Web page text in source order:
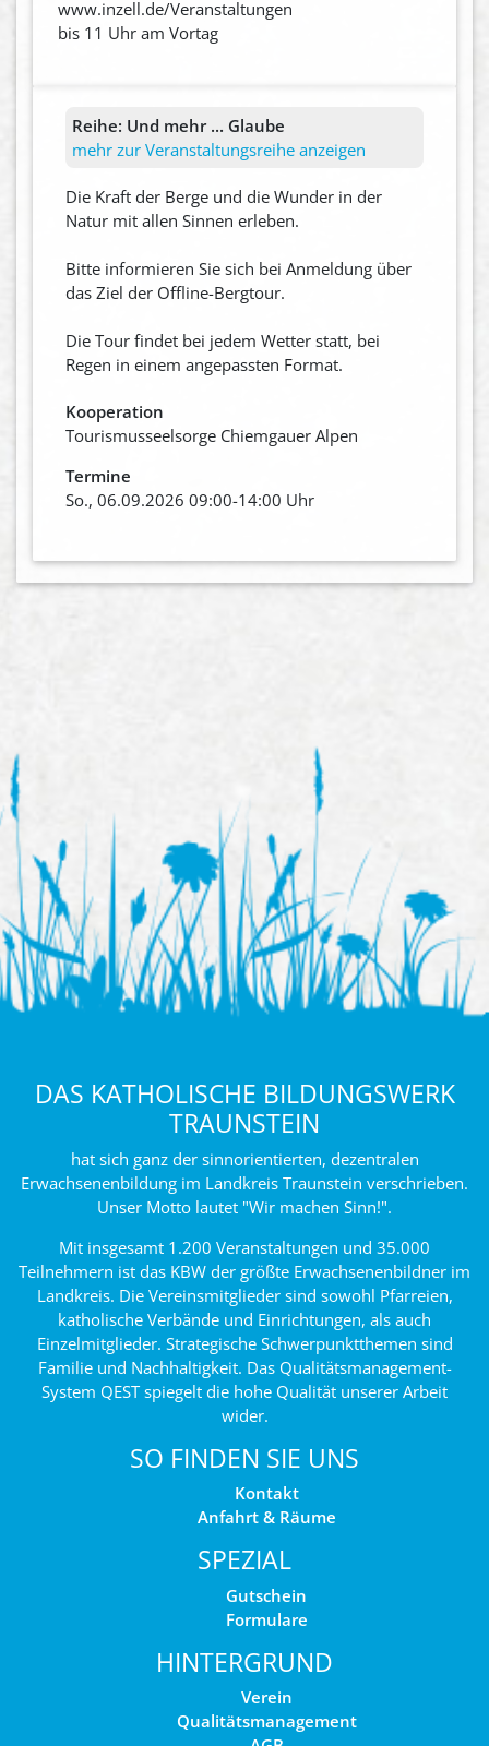
www.inzell.de/Veranstaltungen
bis 11 Uhr am Vortag
Reihe: Und mehr ... Glaube
mehr zur Veranstaltungsreihe anzeigen
Die Kraft der Berge und die Wunder in der
Natur mit allen Sinnen erleben.
Bitte informieren Sie sich bei Anmeldung über
das Ziel der Offline-Bergtour.
Die Tour findet bei jedem Wetter statt, bei
Regen in einem angepassten Format.
Kooperation
Tourismusseelsorge Chiemgauer Alpen
Termine
So., 06.09.2026 09:00-14:00 Uhr
DAS KATHOLISCHE BILDUNGSWERK
TRAUNSTEIN
hat sich ganz der sinnorientierten, dezentralen
Erwachsenenbildung im Landkreis Traunstein verschrieben.
Unser Motto lautet "Wir machen Sinn!".
Mit insgesamt 1.200 Veranstaltungen und 35.000
Teilnehmern ist das KBW der größte Erwachsenenbildner im
Landkreis. Die Vereinsmitglieder sind sowohl Pfarreien,
katholische Verbände und Einrichtungen, als auch
Einzelmitglieder. Strategische Schwerpunktthemen sind
Familie und Nachhaltigkeit. Das Qualitätsmanagement-
System QEST spiegelt die hohe Qualität unserer Arbeit
wider.
SO FINDEN SIE UNS
Kontakt
Anfahrt & Räume
SPEZIAL
Gutschein
Formulare
HINTERGRUND
Verein
Qualitätsmanagement